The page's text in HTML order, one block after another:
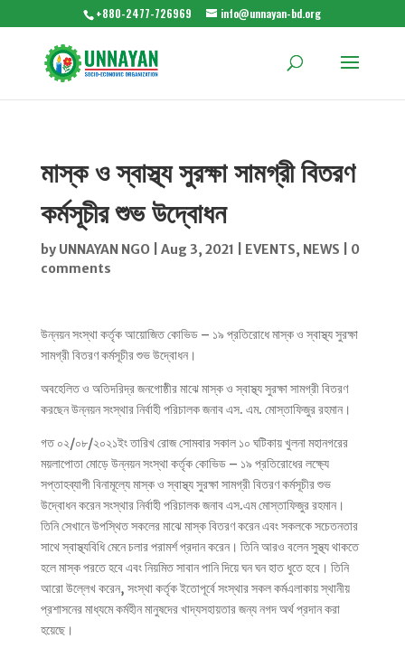
+880-2477-726969 info@unnayan-bd.org
মাস্ক ও স্বাস্থ্য সুরক্ষা সামগ্রী বিতরণ
কর্মসূচীর শুভ উদ্বোধন
by UNNAYAN NGO| Aug 3, 2021 EVENTS, NEWS
0
comments
উন্নয়ন সংস্থা কর্তৃক আয়োজিত কোভিড – ১৯ প্রতিরোধে মাস্ক ও স্বাস্থ্য সুরক্ষা
সামগ্রী বিতরণ কর্মসূচীর শুভ উদ্বোধন।
অবহেলিত ও অতিদরিদ্র জনগোষ্ঠীর মাঝে মাস্ক ও স্বাস্থ্য সুরক্ষা সামগ্রী বিতরণ
করছেন উন্নয়ন সংস্থার নির্বাহী পরিচালক জনাব এস. এম. মোস্তাফিজুর রহমান।
গত ০২/০৮/২০২১ইং তারিখ রোজ সোমবার সকাল ১০ ঘটিকায় খুলনা মহানগরের
ময়লাপোতা মোড়ে উন্নয়ন সংস্থা কর্তৃক কোভিড – ১৯ প্রতিরোধের লক্ষ্যে
সপ্তাহব্যাপী বিনামূল্যে মাস্ক ও স্বাস্থ্য সুরক্ষা সামগ্রী বিতরণ কর্মসূচীর শুভ
উদ্বোধন করেন সংস্থার নির্বাহী পরিচালক জনাব এস.এম মোস্তাফিজুর রহমান।
তিনি সেখানে উপস্থিত সকলের মাঝে মাস্ক বিতরণ করেন এবং সকলকে সচেতনতার
সাথে স্বাস্থ্যবিধি মেনে চলার পরামর্শ প্রদান করেন। তিনি আরও বলেন সুস্থ্য থাকতে
হলে মাস্ক পরতে হবে এবং নিয়মিত সাবান পানি দিয়ে ঘন ঘন হাত ধুতে হবে। তিনি
আরো উল্লেখ করেন, সংস্থা কর্তৃক ইতোপূর্বে সংস্থার সকল কর্মএলাকায় স্থানীয়
প্রশাসনের মাধ্যমে কর্মহীন মানুষদের খাদ্যসহায়তার জন্য নগদ অর্থ প্রদান করা
হয়েছে।